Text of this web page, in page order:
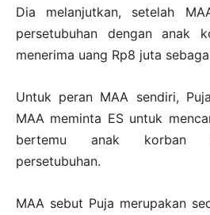
Dia melanjutkan, setelah
persetubuhan dengan anak
menerima uang Rp8 juta
Untuk peran MAA sendiri,
MAA meminta ES untuk
bertemu anak korban
persetubuhan.
MAA sebut Puja merupakan